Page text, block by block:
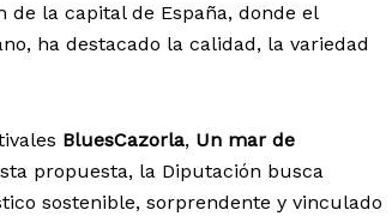
de la capital de España, donde el
ha destacado la calidad, la variedad
BluesCazorla, Un mar de
propuesta, la Diputación busca
sostenible, sorprendente y vinculado